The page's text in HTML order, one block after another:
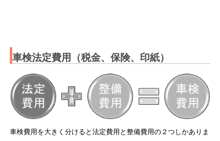
車検法定費用（税金、保険、印紙）
車検費用を大きく分けると法定費用と整備費用の２つしかありま